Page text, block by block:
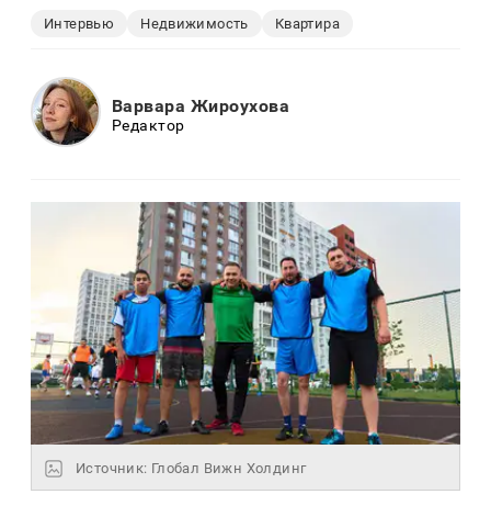
Интервью Недвижимость Квартира
Варвара Жироухова
Редактор
Источник: Глобал Вижн Холдинг